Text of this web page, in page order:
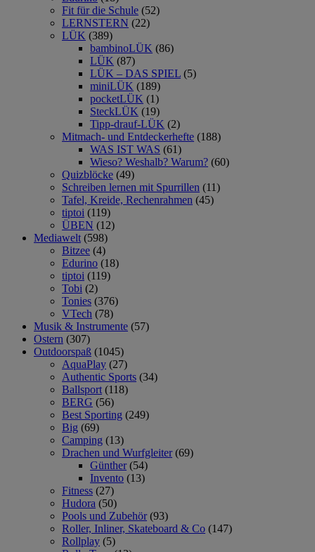
Fit für die Schule (52)
LERNSTERN (22)
LÜK (389)
bambinoLÜK (86)
LÜK (87)
LÜK – DAS SPIEL (5)
miniLÜK (189)
pocketLÜK (1)
SteckLÜK (19)
Tipp-drauf-LÜK (2)
Mitmach- und Entdeckerhefte (188)
WAS IST WAS (61)
Wieso? Weshalb? Warum? (60)
Quizblöcke (49)
Schreiben lernen mit Spurrillen (11)
Tafel, Kreide, Rechenrahmen (45)
tiptoi (119)
ÜBEN (12)
Mediawelt (598)
Bitzee (4)
Edurino (18)
tiptoi (119)
Tobi (2)
Tonies (376)
VTech (78)
Musik & Instrumente (57)
Ostern (307)
Outdoorspaß (1045)
AquaPlay (27)
Authentic Sports (34)
Ballsport (118)
BERG (56)
Best Sporting (249)
Big (69)
Camping (13)
Drachen und Wurfgleiter (69)
Günther (54)
Invento (13)
Fitness (27)
Hudora (50)
Pools und Zubehör (93)
Roller, Inliner, Skateboard & Co (147)
Rollplay (5)